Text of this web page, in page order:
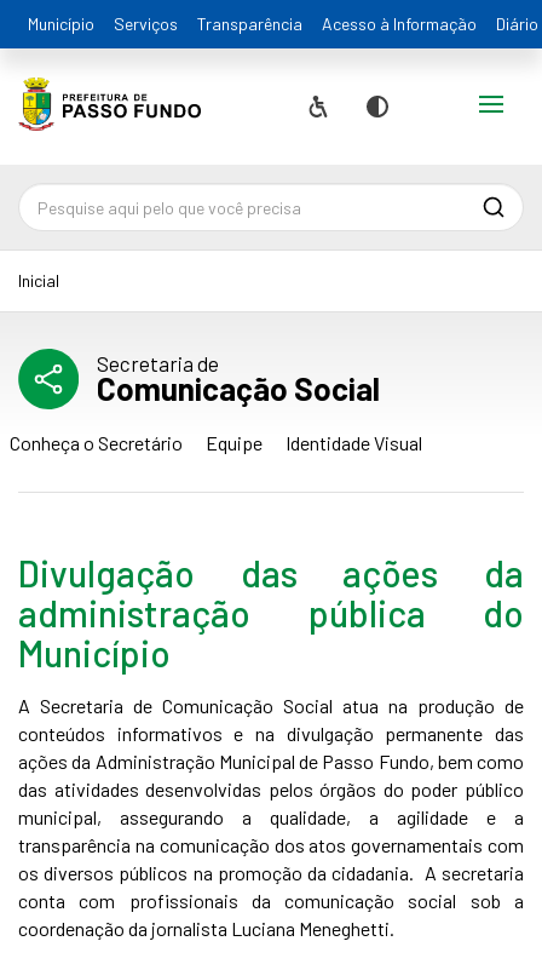
Município Serviços Transparência Acesso à Informação
Acessibilidade
Contraste
Alternar
Inicial
Secretaria de
Comunicação Social
Conheça o Secretário Equipe Identidade Visual
Divulgação das ações da
administração pública do
Município
A Secretaria de Comunicação Social atua na produção de
conteúdos informativos e na divulgação permanente das
ações da Administração Municipal de Passo Fundo, bem como
das atividades desenvolvidas pelos órgãos do poder público
municipal, assegurando a qualidade, a agilidade e a
transparência na comunicação dos atos governamentais com
os diversos públicos na promoção da cidadania. A secretaria
conta com profissionais da comunicação social sob a
coordenação da jornalista Luciana Meneghetti.